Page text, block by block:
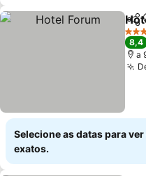
3
8,4
a
Selecione as datas para
exatos.